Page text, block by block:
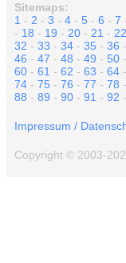
Sitemaps:
1 - 2 - 3 - 4 - 5 - 6 - 7
- 18 - 19 - 20 - 21 - 22
32 - 33 - 34 - 35 - 36 -
46 - 47 - 48 - 49 - 50 -
60 - 61 - 62 - 63 - 64 -
74 - 75 - 76 - 77 - 78 -
88 - 89 - 90 - 91 - 92 -
Impressum /
Copyright © 2003-